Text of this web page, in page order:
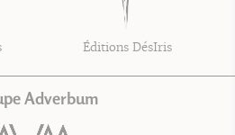
Éditions DésIris
Adverbum